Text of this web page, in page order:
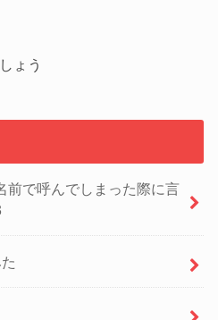
ょう
前で呼んでしまった際に言